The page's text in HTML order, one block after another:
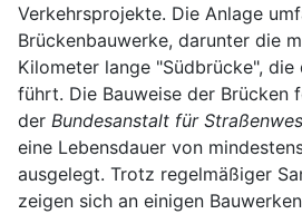
Verkehrsprojekte. Die Anlage
Brückenbauwerke, darunter die
Kilometer lange "Südbrücke",
führt. Die Bauweise der Brücken
der Bundesanstalt für
eine Lebensdauer von
ausgelegt. Trotz regelmäßiger
zeigen sich an einigen